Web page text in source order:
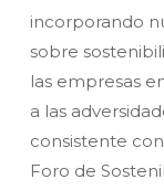
incorporando
sobre
las empresas
a las
consistente
Foro de